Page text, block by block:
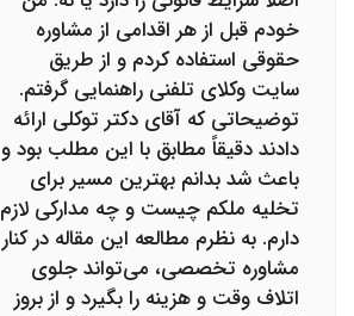
خودم قبل از هر اقدامی از مشاوره
حقوقی استفاده کردم و از طریق
سایت وکلای تلفنی راهنمایی گرفتم.
توضیحاتی که آقای دکتر توکلی ارائه
دادند دقیقاً مطابق با این مطلب بود و
باعث شد بدانم بهترین مسیر برای
تخلیه ملکم چیست و چه مدارکی لازم
دارم. به نظرم مطالعه این مقاله در کنار
مشاوره تخصصی، می‌تواند جلوی
اتلاف وقت و هزینه را بگیرد و از بروز